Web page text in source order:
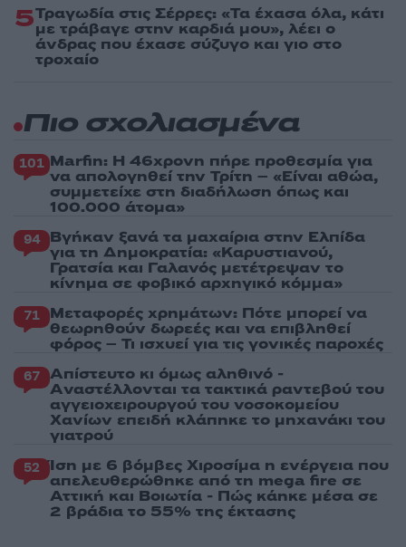
5Τραγωδία στις Σέρρες: «Τα έχασα όλα, κάτι
με τράβαγε στην καρδιά μου», λέει ο
άνδρας που έχασε σύζυγο και γιο στο
τροχαίο
Πιο σχολιασμένα
101 Marfin: Η 46χρονη πήρε προθεσμία για
να απολογηθεί την Τρίτη – «Είναι αθώα,
συμμετείχε στη διαδήλωση όπως και
100.000 άτομα»
94 Βγήκαν ξανά τα μαχαίρια στην Ελπίδα
για τη Δημοκρατία: «Καρυστιανού,
Γρατσία και Γαλανός μετέτρεψαν το
κίνημα σε φοβικό αρχηγικό κόμμα»
71 Μεταφορές χρημάτων: Πότε μπορεί να
θεωρηθούν δωρεές και να επιβληθεί
φόρος – Τι ισχυεί για τις γονικές παροχές
67 Απίστευτο κι όμως αληθινό -
Aναστέλλονται τα τακτικά ραντεβού του
αγγειοχειρουργού του νοσοκομείου
Χανίων επειδή κλάπηκε το μηχανάκι του
γιατρού
52 Ίση με 6 βόμβες Χιροσίμα η ενέργεια που
απελευθερώθηκε από τη mega fire σε
Αττική και Βοιωτία - Πώς κάηκε μέσα σε
2 βράδια το 55% της έκτασης